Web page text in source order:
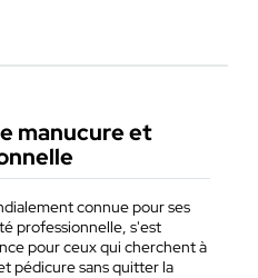
manucure et
connue pour ses
professionnelle, s'est
pour ceux qui cherchent à
pédicure sans quitter la